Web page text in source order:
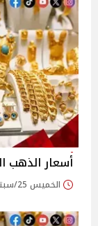
أسعار الذهب
الخميس 25/سبتمبر/2025 - 08:35 ص